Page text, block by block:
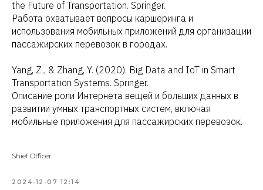
the Future of Transportation. Springer.
Работа охватывает вопросы каршеринга и
использования мобильных приложений для организации
пассажирских перевозок в городах.
Yang, Z., & Zhang, Y. (2020). Big Data and IoT in Smart
Transportation Systems. Springer.
Описание роли Интернета вещей и больших данных в
развитии умных транспортных систем, включая
мобильные приложения для пассажирских перевозок.
Shief Officer
2024-12-07 12:14